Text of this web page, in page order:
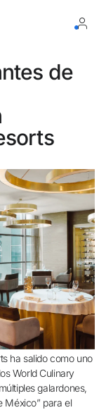
de
ha salido como uno
World Culinary
galardones,
México” para el